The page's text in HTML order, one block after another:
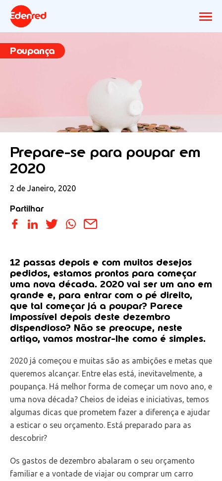
Poupança
Prepare-se para poupar em
2020
2 de Janeiro, 2020
Partilhar
12 passas depois e com muitos desejos
pedidos, estamos prontos para começar
uma nova década. 2020 vai ser um ano em
grande e, para entrar com o pé direito,
que tal começar já a poupar? Parece
impossível depois deste dezembro
dispendioso? Não se preocupe, neste
artigo, vamos mostrar-lhe como é simples.
2020 já começou e muitas são as ambições e metas que
queremos alcançar. Entre elas está, inevitavelmente, a
poupança. Há melhor forma de começar um novo ano, e
uma nova década? Cheios de ideias e iniciativas, temos
algumas dicas que prometem fazer a diferença e ajudar
a esticar o seu orçamento. Está preparado para as
descobrir?
Os gastos de dezembro abalaram o seu orçamento
familiar e a vontade de viajar ou comprar um carro